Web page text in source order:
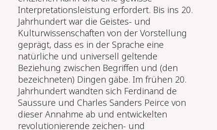
Interpretationsleistung erfordert. Bis ins 20.
Jahrhundert war die Geistes- und
Kulturwissenschaften von der Vorstellung
geprägt, dass es in der Sprache eine
natürliche und universell geltende
Beziehung zwischen Begriffen und (den
bezeichneten) Dingen gäbe. Im frühen 20.
Jahrhundert wandten sich Ferdinand de
Saussure und Charles Sanders Peirce von
dieser Annahme ab und entwickelten
revolutionierende zeichen- und